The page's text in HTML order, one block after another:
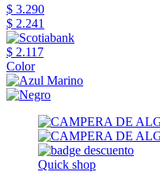
$ 3.290
$ 2.241
$ 2.117
Color
Quick shop